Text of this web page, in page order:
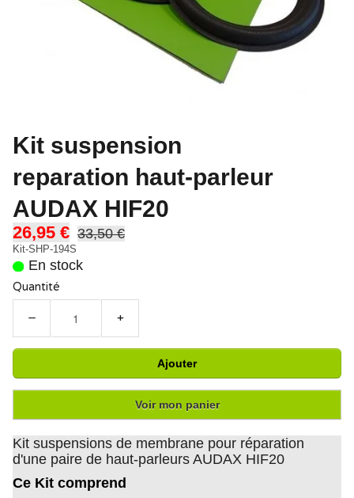
Kit suspension
reparation haut-parleur
AUDAX HIF20
26,95 € 33,50 €
Kit-SHP-194S
En stock
Quantité
− +
Ajouter
Voir mon panier
Kit suspensions de membrane pour réparation
d'une paire de haut-parleurs AUDAX HIF20
Ce Kit comprend